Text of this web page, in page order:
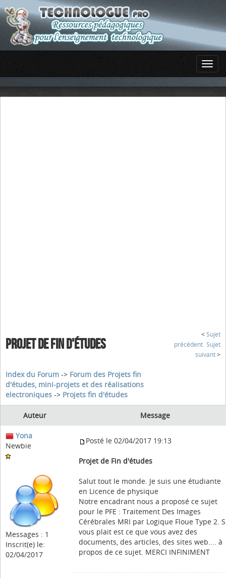
PROJET DE FIN D'ÉTUDES
< Sujet
précédent Sujet
suivant >
Index du Forum -> Forum des Projets fin
d'études, mini-projets et des réalisations
electroniques -> Projets fin d'études
Auteur Message
Yona
Newbie
Messages : 1
Inscrit(e) le:
02/04/2017
Posté le 02/04/2017 19:13
Projet de Fin d'études
Salut tout le monde. Je suis une étudiante
en Licence de physique
Notre encadrant nous a proposé ce sujet
pour le PFE : Traitement Des Images
Cérébrales MRI par Logique Floue Type 2.
vous plait est ce que vous avez des
documents, des articles, des sites web.... à
propos de ce sujet. MERCI INFINIMENT